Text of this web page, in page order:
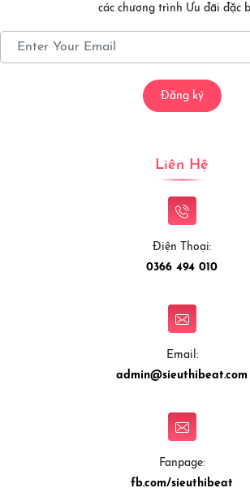
các chương trình Ưu đãi đặc
Đăng ký
Liên Hệ
Điện Thoại:
0366 494 010
Email:
admin@sieuthibeat.com
Fanpage:
fb.com/sieuthibeat